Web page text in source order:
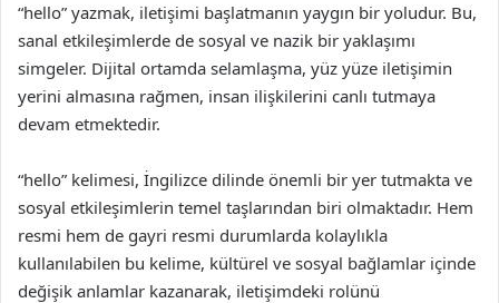
“hello” yazmak, iletişimi başlatmanın yaygın bir yoludur. Bu,
sanal etkileşimlerde de sosyal ve nazik bir yaklaşımı
simgeler. Dijital ortamda selamlaşma, yüz yüze iletişimin
yerini almasına rağmen, insan ilişkilerini canlı tutmaya
devam etmektedir.
“hello” kelimesi, İngilizce dilinde önemli bir yer tutmakta ve
sosyal etkileşimlerin temel taşlarından biri olmaktadır. Hem
resmi hem de gayri resmi durumlarda kolaylıkla
kullanılabilen bu kelime, kültürel ve sosyal bağlamlar içinde
değişik anlamlar kazanarak, iletişimdeki rolünü